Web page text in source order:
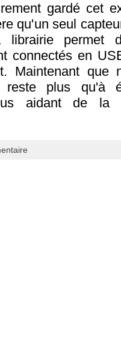
gardé cet
qu'un seul
librairie permet
connectés en
Maintenant que
plus qu'à
aidant de